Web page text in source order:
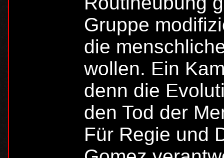
Gruppe
die
wollen. Ein
denn die
den Tod der
Für Regie und